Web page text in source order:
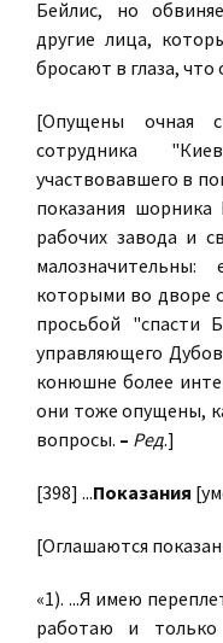
Бейлис, но
другие лица,
бросают в глаза, что
[Опущены очная
сотрудника
участвовавшего в
показания
рабочих завода и
которыми во дворе
просьбой "спасти
управляющего
конюшне более
они тоже опущены,
вопросы. – Ред.]
[398] ...Показания
[Оглашаются
«1). ...Я имею
работаю и только